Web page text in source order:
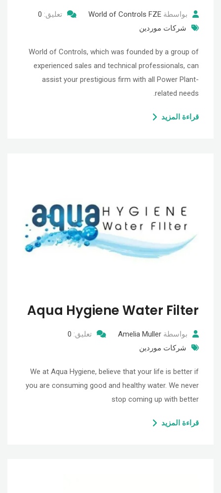
بواسطة World of Controls FZE تعليق: 0
شركات موردين
World of Controls, which was founded by a group of
experienced sales and technical professionals, can
assist your prestigious firm with all Power Plant-
related needs.
قراءة المزيد
Aqua Hygiene Water Filter
بواسطة Amelia Muller تعليق: 0
شركات موردين
We at Aqua Hygiene, believe that your life is better if
you are consuming good and healthy water. We never
stop coming up with better
قراءة المزيد